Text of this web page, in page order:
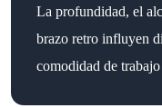
La profundidad, el
brazo retro influyen
comodidad de